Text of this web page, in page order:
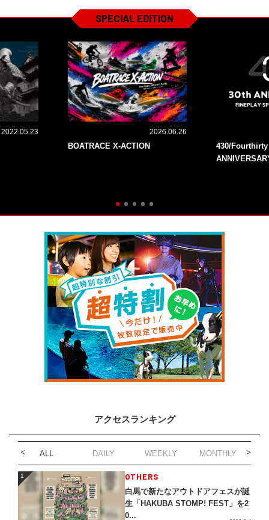
SPECIAL EDITION
2022.05.23 2026.06.26
BOATRACE X-ACTION
430/
アクセスランキング
ALL DAILY WEEKLY MONTHLY
1 OTHERS
白馬で新たなアウトドアフェスが誕
生「HAKUBA STOMP! FEST」を2
0...